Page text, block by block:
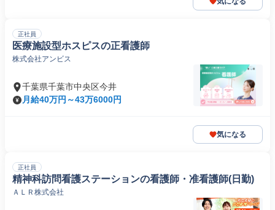
正社員
医療施設型ホスピスの正看護師
株式会社アンビス
千葉県千葉市中央区今井
月給40万円～43万6000円
気になる
正社員
精神科訪問看護ステーションの看護師・准看護師(日勤)
ＡＬＲ株式会社